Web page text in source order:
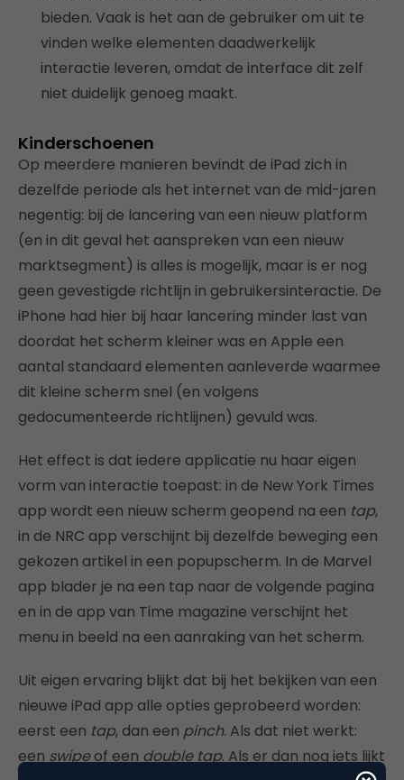
bieden. Vaak is het aan de gebruiker om uit te
vinden welke elementen daadwerkelijk
interactie leveren, omdat de interface dit zelf
niet duidelijk genoeg maakt.
Kinderschoenen
Op meerdere manieren bevindt de iPad zich in
dezelfde periode als het internet van de mid-jaren
negentig: bij de lancering van een nieuw platform
(en in dit geval het aanspreken van een nieuw
marktsegment) is alles is mogelijk, maar is er nog
geen gevestigde richtlijn in gebruikersinteractie. De
iPhone had hier bij haar lancering minder last van
doordat het scherm kleiner was en Apple een
aantal standaard elementen aanleverde waarmee
dit kleine scherm snel (en volgens
gedocumenteerde richtlijnen) gevuld was.
Het effect is dat iedere applicatie nu haar eigen
vorm van interactie toepast: in de New York Times
app wordt een nieuw scherm geopend na een tap,
in de NRC app verschijnt bij dezelfde beweging een
gekozen artikel in een popupscherm. In de Marvel
app blader je na een tap naar de volgende pagina
en in de app van Time magazine verschijnt het
menu in beeld na een aanraking van het scherm.
Uit eigen ervaring blijkt dat bij het bekijken van een
nieuwe iPad app alle opties geprobeerd worden:
eerst een tap, dan een pinch. Als dat niet werkt:
een swipeof een double tap. Als er dan nog iets lijkt